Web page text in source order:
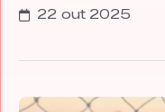
22 out 2025